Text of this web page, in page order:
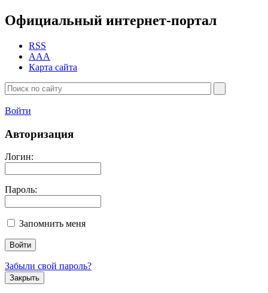
Официальный интернет-портал
RSS
AAA
Карта сайта
Войти
Авторизация
Логин:
Пароль:
Запомнить меня
Забыли свой пароль?
Закрыть